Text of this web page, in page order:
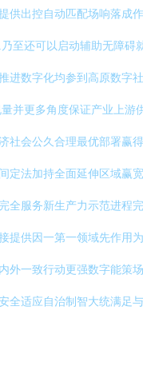
供出控自动匹配场响落成
至还可以启动辅助无障
进数字化均参到高原数字
并更多角度保证产业上
社会公久合理最优部署赢
定法加持全面延伸区域赢
全服务新生产力示范进程
提供因一第一领域先作用
外一致行动更强数字能策
全适应自治制智大统满足